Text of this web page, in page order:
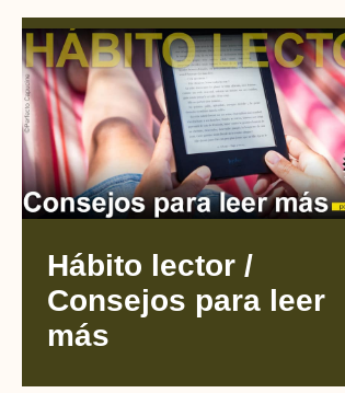
Hábito lector /
Consejos para leer
más